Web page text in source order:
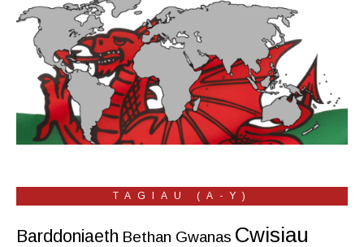
TAGIAU (A-Y)
Barddoniaeth Bethan Gwanas Cwisiau